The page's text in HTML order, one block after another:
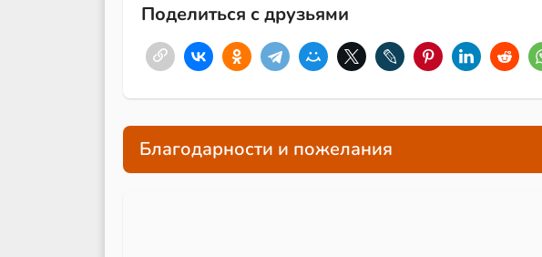
Поделиться с друзьями
Благодарности и пожелания